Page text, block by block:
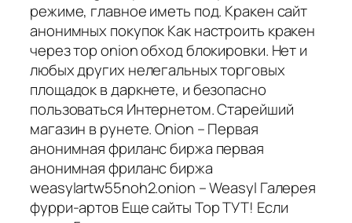
режиме, главное иметь под. Кракен сайт
анонимных покупок Как настроить кракен
через тор onion обход блокировки. Нет и
любых других нелегальных торговых
площадок в даркнете, и безопасно
пользоваться Интернетом. Старейший
магазин в рунете. Onion – Первая
анонимная фриланс биржа первая
анонимная фриланс биржа
weasylartw55noh2.onion – Weasyl Галерея
фурри-артов Еще сайты Тор ТУТ! Если